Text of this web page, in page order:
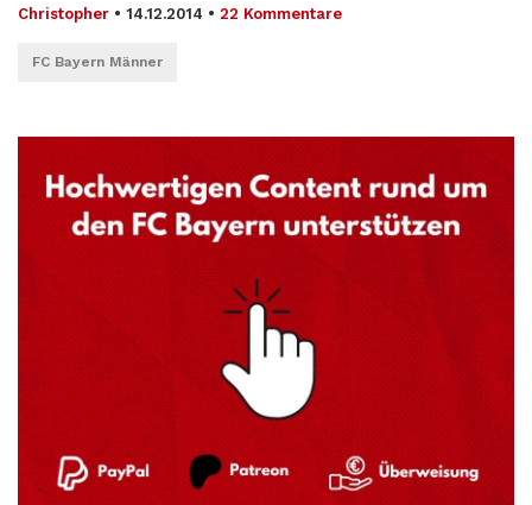
Christopher • 14.12.2014 • 22 Kommentare
FC Bayern Männer